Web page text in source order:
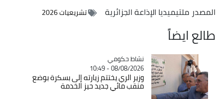
المصدرملتيميديا الإذاعة الجزائرية تشريعيات 2026
طالع ايضاً
Catégorie
نشاط حكومي
08/08/2026 - 10:49
وزير الري يختتم زيارته إلى بسكرة بوضع
منقب مائي جديد حيز الخدمة